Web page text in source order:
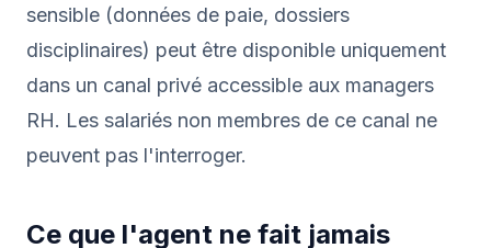
sensible (données de paie, dossiers
disciplinaires) peut être disponible uniquement
dans un canal privé accessible aux managers
RH. Les salariés non membres de ce canal ne
peuvent pas l'interroger.
Ce que l'agent ne fait jamais